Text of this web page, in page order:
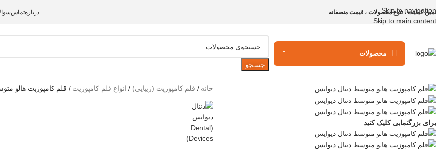
Skip to navigation
Skip to main content
کیفیت ، تنوع محصولات ، قیمت منصفانه دربارهتماس
محصولات
جستجو
برای بزرگنمایی کلیک کنید
خانه / قلم کامپوزیت (زیبایی) / انواع قلم کامپوزیت / قلم کامپوزیت هالو